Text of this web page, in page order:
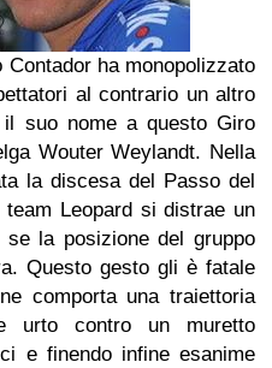
ha monopolizzato
al contrario un altro
suo nome a questo Giro
Wouter Weylandt. Nella
la discesa del Passo del
Leopard si distrae un
la posizione del gruppo
Questo gesto gli è fatale
comporta una traiettoria
urto contro un muretto
e finendo infine esanime